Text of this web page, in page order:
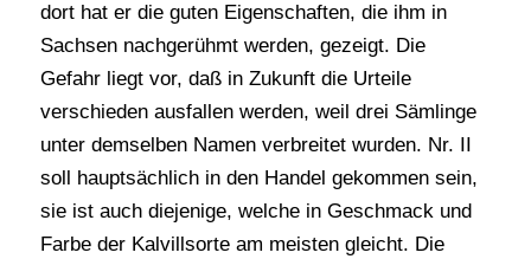
dort hat er die guten Eigenschaften, die ihm in
Sachsen nachgerühmt werden, gezeigt. Die
Gefahr liegt vor, daß in Zukunft die Urteile
verschieden ausfallen werden, weil drei Sämlinge
unter demselben Namen verbreitet wurden. Nr. II
soll hauptsächlich in den Handel gekommen sein,
sie ist auch diejenige, welche in Geschmack und
Farbe der Kalvillsorte am meisten gleicht. Die